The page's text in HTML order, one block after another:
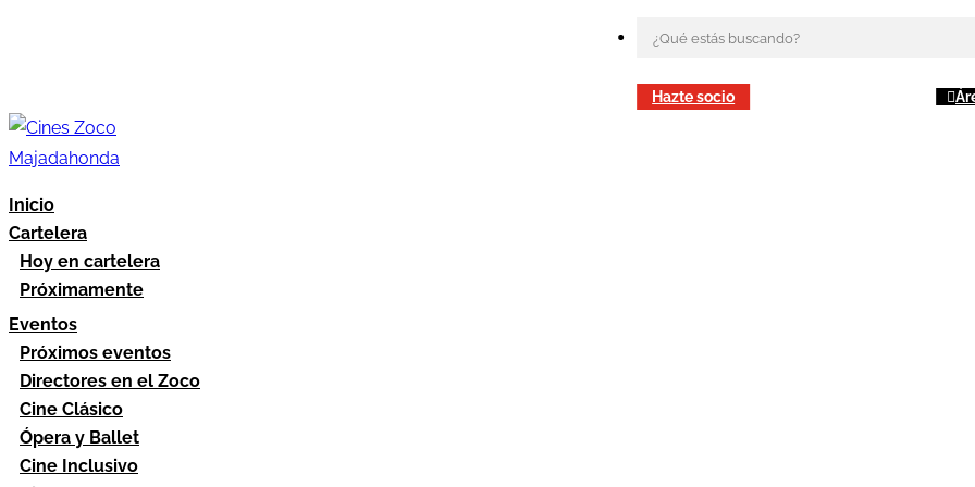
Hazte socio
Inicio
Cartelera
Hoy en cartelera
Próximamente
Eventos
Próximos eventos
Directores en el Zoco
Cine Clásico
Ópera y Ballet
Cine Inclusivo